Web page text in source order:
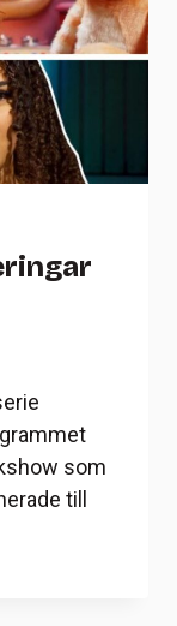
som
till